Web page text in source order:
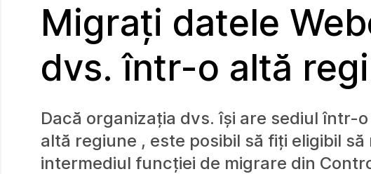
Migrați datele
dvs. într-o altă
Dacă organizația dvs. își are sediul într-
altă regiune , este posibil să fiți eligibil
intermediul funcției de migrare din